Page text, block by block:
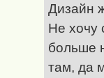
Дизайн
Не хочу
больше
там, да